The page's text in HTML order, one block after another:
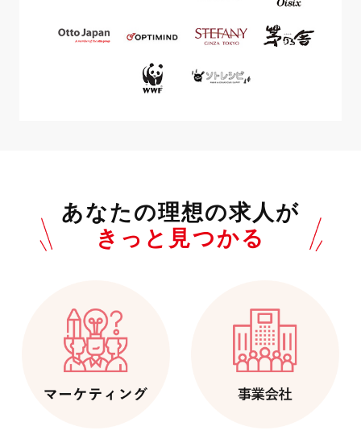
あなたの理想の求人が
きっと見つかる